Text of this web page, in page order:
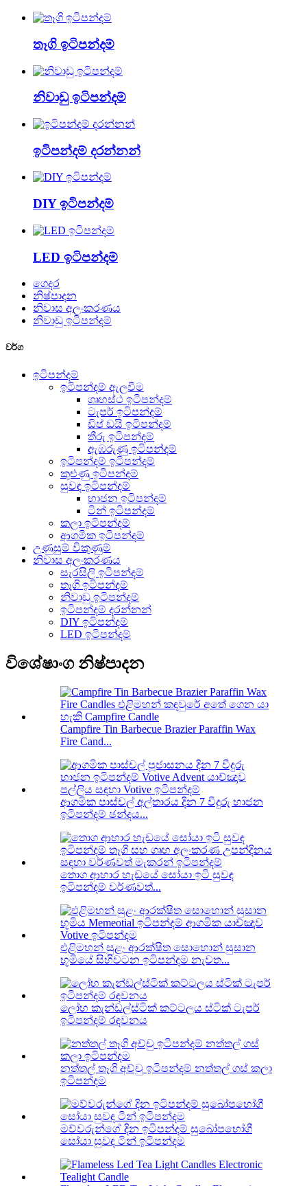
තෑගි ඉටිපන්දම්
නිවාඩු ඉටිපන්දම්
ඉටිපන්දම් දරන්නන්
DIY ඉටිපන්දම්
LED ඉටිපන්දම්
ගෙදර
නිෂ්පාදන
නිවාස අලංකරණය
නිවාඩු ඉටිපන්දම්
වර්ග
ඉටිපන්දම්
ඉටිපන්දම් ඇලවීම
ගෘහස්ථ ඉටිපන්දම්
ටැපර් ඉටිපන්දම්
ඩිප් ඩයි ඉටිපන්දම්
තීරු ඉටිපන්දම්
ඇඹරුණු ඉටිපන්දම්
ඉටිපන්දම් ඉටිපන්දම්
කුළුණු ඉටිපන්දම්
සුවඳ ඉටිපන්දම්
භාජන ඉටිපන්දම්
ටින් ඉටිපන්දම්
කලා ඉටිපන්දම්
ආගමික ඉටිපන්දම්
උණුසුම් විකුණුම්
නිවාස අලංකරණය
සැරසිලි ඉටිපන්දම්
තෑගි ඉටිපන්දම්
නිවාඩු ඉටිපන්දම්
ඉටිපන්දම් දරන්නන්
DIY ඉටිපන්දම්
LED ඉටිපන්දම්
විශේෂාංග නිෂ්පාදන
Campfire Tin Barbecue Brazier Paraffin Wax
Fire Cand...
ආගමික පාස්චල් අල්තාරය දින 7 වීදුරු භාජන
ඉටිපන්දම් ඡන්දය...
තොග ආහාර හැඩයේ සෝයා ඉටි සුවඳ
ඉටිපන්දම් වර්ණවත්...
එළිමහන් සුළං ආරක්ෂිත සොහොන් සුසාන
භූමියේ සිහිවටන ඉටිපන්දම නැවත...
ලෝහ කැන්ඩල්ස්ටික් කට්ටලය ස්ටික් ටැපර්
ඉටිපන්දම් රඳවනය
නත්තල් තෑගි අච්චු ඉටිපන්දම් නත්තල් ගස් කලා
ඉටිපන්දම
මව්වරුන්ගේ දින ඉටිපන්දම් සුඛෝපභෝගී
සෝයා සුවඳ ටින් ඉටිපන්දම